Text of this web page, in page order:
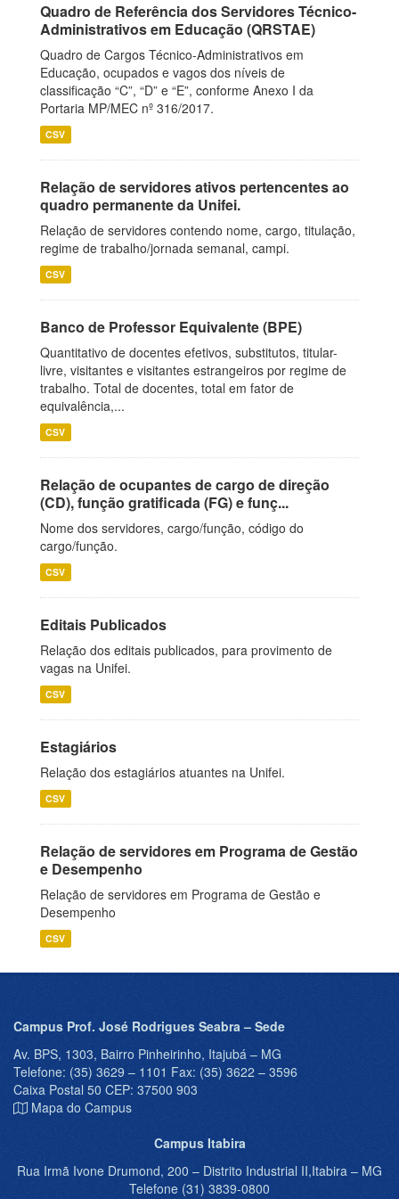
Quadro de Referência dos Servidores Técnico-
Administrativos em Educação (QRSTAE)
Quadro de Cargos Técnico-Administrativos em
Educação, ocupados e vagos dos níveis de
classificação “C”, “D” e “E”, conforme Anexo I da
Portaria MP/MEC nº 316/2017.
CSV
Relação de servidores ativos pertencentes ao
quadro permanente da Unifei.
Relação de servidores contendo nome, cargo, titulação,
regime de trabalho/jornada semanal, campi.
CSV
Banco de Professor Equivalente (BPE)
Quantitativo de docentes efetivos, substitutos, titular-
livre, visitantes e visitantes estrangeiros por regime de
trabalho. Total de docentes, total em fator de
equivalência,...
CSV
Relação de ocupantes de cargo de direção
(CD), função gratificada (FG) e funç...
Nome dos servidores, cargo/função, código do
cargo/função.
CSV
Editais Publicados
Relação dos editais publicados, para provimento de
vagas na Unifei.
CSV
Estagiários
Relação dos estagiários atuantes na Unifei.
CSV
Relação de servidores em Programa de Gestão
e Desempenho
Relação de servidores em Programa de Gestão e
Desempenho
CSV
Campus Prof. José Rodrigues Seabra – Sede
Av. BPS, 1303, Bairro Pinheirinho, Itajubá – MG
Telefone: (35) 3629 – 1101 Fax: (35) 3622 – 3596
Caixa Postal 50 CEP: 37500 903
Mapa do Campus
Campus Itabira
Rua Irmã Ivone Drumond, 200 – Distrito Industrial II,Itabira – MG
Telefone (31) 3839-0800